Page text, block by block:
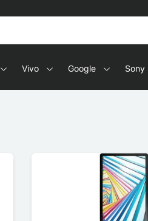
Vivo Google Sony